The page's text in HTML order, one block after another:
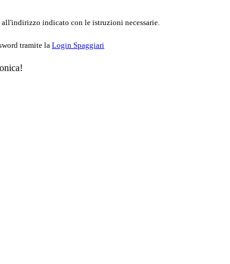
all'indirizzo indicato con le istruzioni necessarie.
tramite la Login Spaggiari